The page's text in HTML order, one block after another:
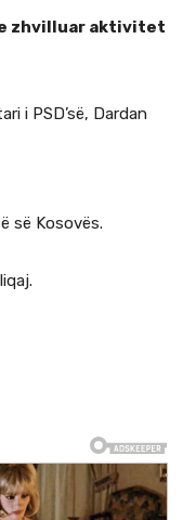
zhvilluar aktivitet
i PSD’së, Dardan
së Kosovës.